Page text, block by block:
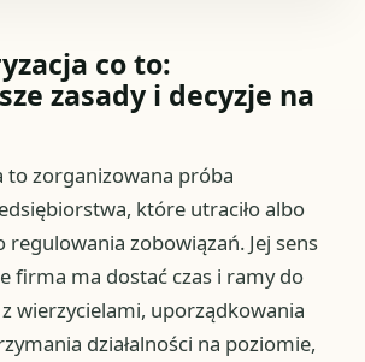
co to:
zasady i decyzje na
to zorganizowana próba
które utraciło albo
regulowania zobowiązań. Jej sens
firma ma dostać czas i ramy do
wierzycielami, uporządkowania
działalności na poziomie,